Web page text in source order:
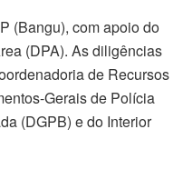
(Bangu), com apoio do
(DPA). As diligências
de Recursos
Gerais de Polícia
(DGPB) e do Interior